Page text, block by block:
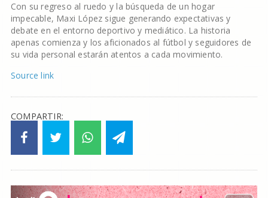
Con su regreso al ruedo y la búsqueda de un hogar
impecable, Maxi López sigue generando expectativas y
debate en el entorno deportivo y mediático. La historia
apenas comienza y los aficionados al fútbol y seguidores de
su vida personal estarán atentos a cada movimiento.
Source link
COMPARTIR: